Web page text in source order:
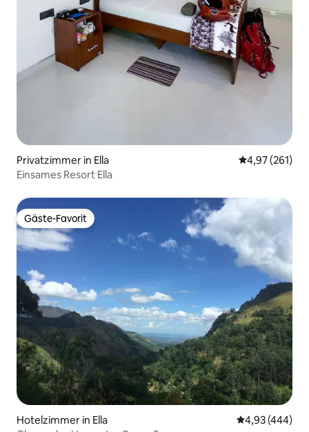
Privatzimmer in Ella
4,97 (261)
Einsames Resort Ella
Gäste-Favorit
Gäste-Favorit
Hotelzimmer in Ella
4,93 (444)